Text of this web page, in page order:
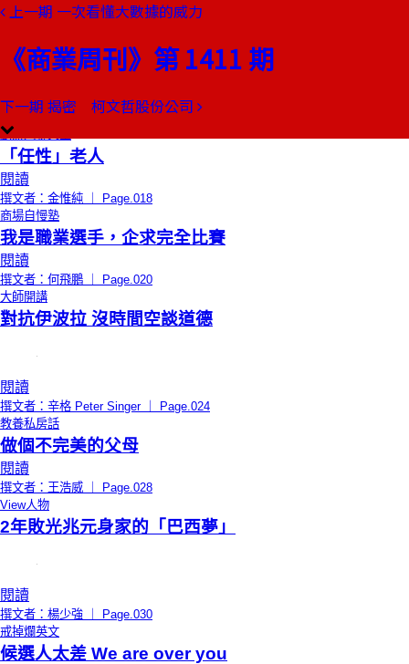
上一期 一次看懂大數據的威力
《商業周刊》第 1411 期
下一期 揭密 柯文哲股份公司
本期目錄
限時免費編者的話
唯有怕死，才能不死
閱讀
撰文者：張毅君 ｜ Page.016
創辦人聊天室
「任性」老人
閱讀
撰文者：金惟純 ｜ Page.018
商場自慢塾
我是職業選手，企求完全比賽
閱讀
撰文者：何飛鵬 ｜ Page.020
大師開講
對抗伊波拉 沒時間空談道德
閱讀
撰文者：辛格 Peter Singer ｜ Page.024
教養私房話
做個不完美的父母
閱讀
撰文者：王浩威 ｜ Page.028
View人物
2年敗光兆元身家的「巴西夢」
閱讀
撰文者：楊少強 ｜ Page.030
戒掉爛英文
候選人太差 We are over you